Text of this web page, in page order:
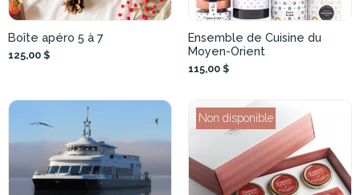
Boîte apéro 5 à 7
125,00 $
Ensemble de Cuisine du
Moyen-Orient
115,00 $
Non disponible